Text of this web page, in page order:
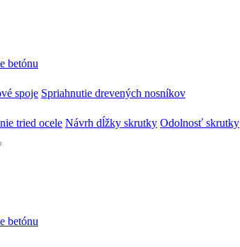
betónu
spoje Spriahnutie drevených nosníkov
tried ocele Návrh dĺžky skrutky Odolnosť skrutky
betónu